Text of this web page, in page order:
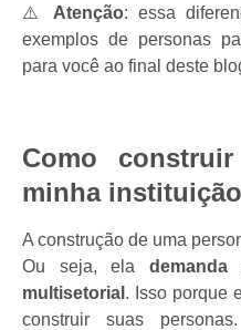
⚠️ Atenção: essa
exemplos de personas
para você ao final deste
Como
minha
A construção de uma
Ou seja, ela
multisetorial . Isso porque
construir suas